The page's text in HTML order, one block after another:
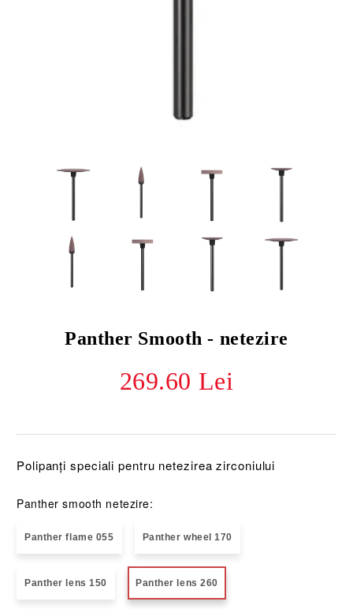
Panther Smooth - netezire
269.60 Lei
Polipanți speciali pentru netezirea zirconiului
Panther smooth netezire:
Panther flame 055 Panther wheel 170
Panther lens 150 Panther lens 260